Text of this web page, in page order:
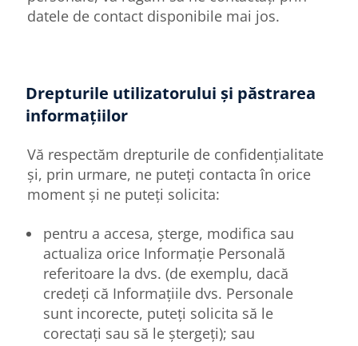
datele de contact disponibile mai jos.
Drepturile utilizatorului și păstrarea
informațiilor
Vă respectăm drepturile de confidențialitate
și, prin urmare, ne puteți contacta în orice
moment și ne puteți solicita:
pentru a accesa, șterge, modifica sau
actualiza orice Informație Personală
referitoare la dvs. (de exemplu, dacă
credeți că Informațiile dvs. Personale
sunt incorecte, puteți solicita să le
corectați sau să le ștergeți); sau